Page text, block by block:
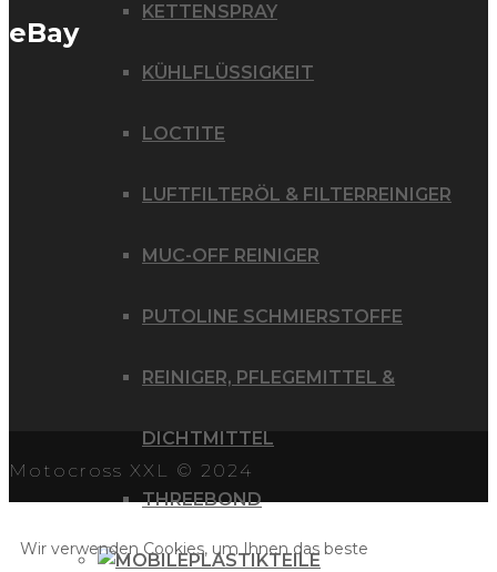
KETTENSPRAY
KÜHLFLÜSSIGKEIT
LOCTITE
LUFTFILTERÖL & FILTERREINIGER
MUC-OFF REINIGER
PUTOLINE SCHMIERSTOFFE
REINIGER, PFLEGEMITTEL &
DICHTMITTEL
THREEBOND
PLASTIKTEILE
eBay
Motocross XXL © 2024
Wir verwenden Cookies, um Ihnen das beste